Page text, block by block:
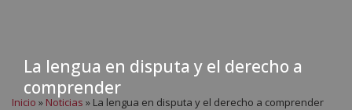
La lengua en disputa y el derecho a
comprender
Inicio » Noticias » La lengua en disputa y el derecho a comprender